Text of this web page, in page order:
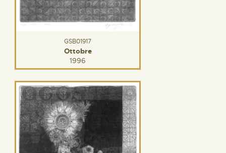
GSB01917
Ottobre
1996